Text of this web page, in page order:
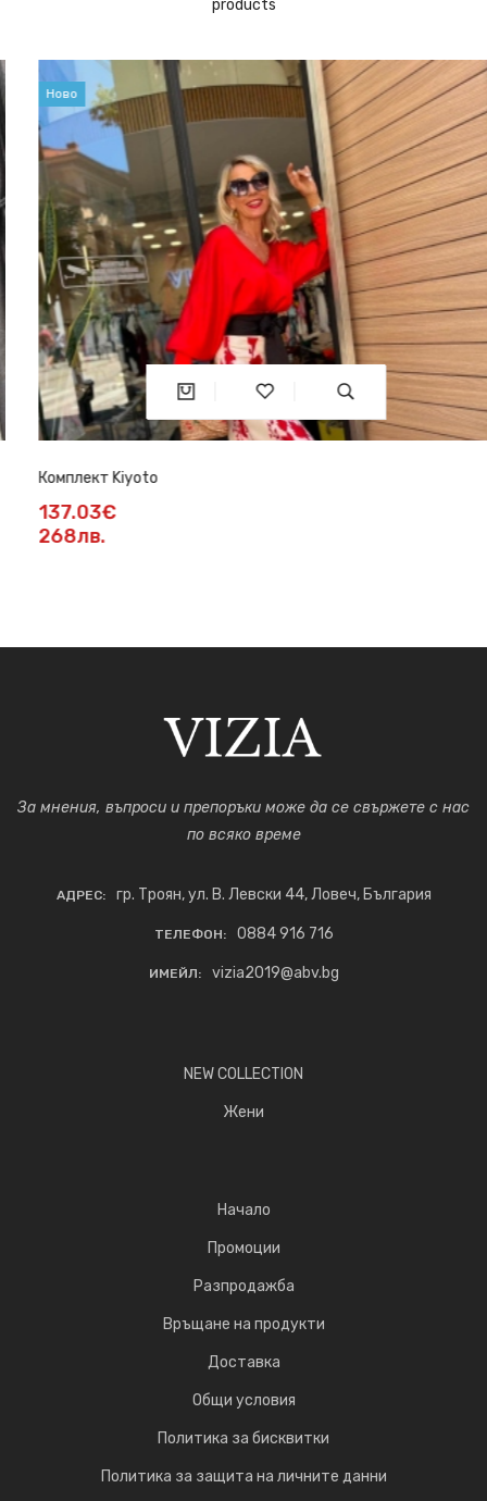
products
Ново
Комплект Kiyoto
137.03€
268лв.
За мнения, въпроси и препоръки може да се свържете с нас
по всяко време
АДРЕС: гр. Троян, ул. В. Левски 44, Ловеч, България
ТЕЛЕФОН: 0884 916 716
ИМЕЙЛ: vizia2019@abv.bg
NEW COLLECTION
Жени
Начало
Промоции
Разпродажба
Връщане на продукти
Доставка
Общи условия
Политика за бисквитки
Политика за защита на личните данни